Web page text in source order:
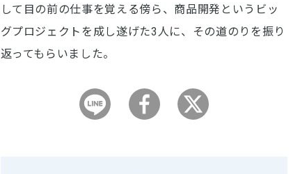
して目の前の仕事を覚える傍ら、商品開発というビッ
グプロジェクトを成し遂げた3人に、その道のりを振り
返ってもらいました。